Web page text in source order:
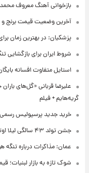
بازخوانی آهنگ معروف
آخرین وضعیت قیمت برنج
پزشکیان: در بهترین زمان
شروط ایران برای بازگشایی
استایل متفاوت افسانه بایگان در ۶۴
علیرضا قربانی «گل‌های
گریه‌هایم + فیلم
خرید جدید پرسپولیس
جشن تولد ۴۳ سالگی لیلا اوتادی با یک سورپرایز ویژه + فیلم
عمان: مذاکرات درباره تنگه
شوک تازه به بازار لبنیات؛